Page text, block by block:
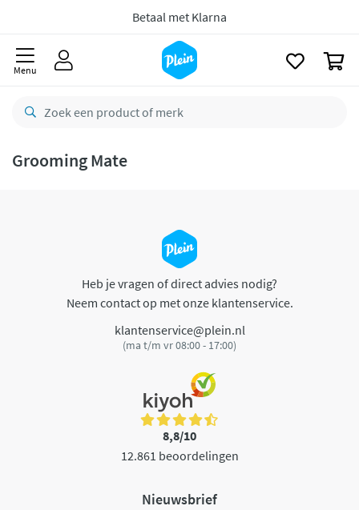
Betaal met Klarna
Menu
Grooming Mate
Heb je vragen of direct advies nodig?
Neem contact op met onze klantenservice.
klantenservice@plein.nl
(ma t/m vr 08:00 - 17:00)
8,8/10
12.861 beoordelingen
Nieuwsbrief